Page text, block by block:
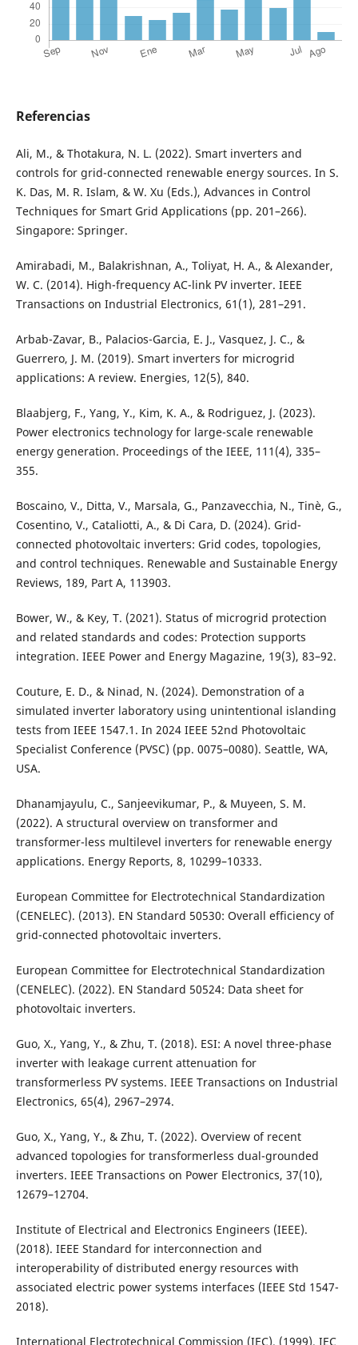
Referencias
Ali, M., & Thotakura, N. L. (2022). Smart inverters and
controls for grid-connected renewable energy sources. In S.
K. Das, M. R. Islam, & W. Xu (Eds.), Advances in Control
Techniques for Smart Grid Applications (pp. 201–266).
Singapore: Springer.
Amirabadi, M., Balakrishnan, A., Toliyat, H. A., & Alexander,
W. C. (2014). High-frequency AC-link PV inverter. IEEE
Transactions on Industrial Electronics, 61(1), 281–291.
Arbab-Zavar, B., Palacios-Garcia, E. J., Vasquez, J. C., &
Guerrero, J. M. (2019). Smart inverters for microgrid
applications: A review. Energies, 12(5), 840.
Blaabjerg, F., Yang, Y., Kim, K. A., & Rodriguez, J. (2023).
Power electronics technology for large-scale renewable
energy generation. Proceedings of the IEEE, 111(4), 335–
355.
Boscaino, V., Ditta, V., Marsala, G., Panzavecchia, N., Tinè, G.,
Cosentino, V., Cataliotti, A., & Di Cara, D. (2024). Grid-
connected photovoltaic inverters: Grid codes, topologies,
and control techniques. Renewable and Sustainable Energy
Reviews, 189, Part A, 113903.
Bower, W., & Key, T. (2021). Status of microgrid protection
and related standards and codes: Protection supports
integration. IEEE Power and Energy Magazine, 19(3), 83–92.
Couture, E. D., & Ninad, N. (2024). Demonstration of a
simulated inverter laboratory using unintentional islanding
tests from IEEE 1547.1. In 2024 IEEE 52nd Photovoltaic
Specialist Conference (PVSC) (pp. 0075–0080). Seattle, WA,
USA.
Dhanamjayulu, C., Sanjeevikumar, P., & Muyeen, S. M.
(2022). A structural overview on transformer and
transformer-less multilevel inverters for renewable energy
applications. Energy Reports, 8, 10299–10333.
European Committee for Electrotechnical Standardization
(CENELEC). (2013). EN Standard 50530: Overall efficiency of
grid-connected photovoltaic inverters.
European Committee for Electrotechnical Standardization
(CENELEC). (2022). EN Standard 50524: Data sheet for
photovoltaic inverters.
Guo, X., Yang, Y., & Zhu, T. (2018). ESI: A novel three-phase
inverter with leakage current attenuation for
transformerless PV systems. IEEE Transactions on Industrial
Electronics, 65(4), 2967–2974.
Guo, X., Yang, Y., & Zhu, T. (2022). Overview of recent
advanced topologies for transformerless dual-grounded
inverters. IEEE Transactions on Power Electronics, 37(10),
12679–12704.
Institute of Electrical and Electronics Engineers (IEEE).
(2018). IEEE Standard for interconnection and
interoperability of distributed energy resources with
associated electric power systems interfaces (IEEE Std 1547-
2018).
International Electrotechnical Commission (IEC). (1999). IEC